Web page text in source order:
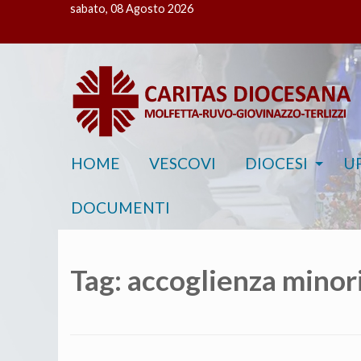
sabato, 08 Agosto 2026
HOME VESCOVI DIOCESI
DOCUMENTI
Tag: accoglienza